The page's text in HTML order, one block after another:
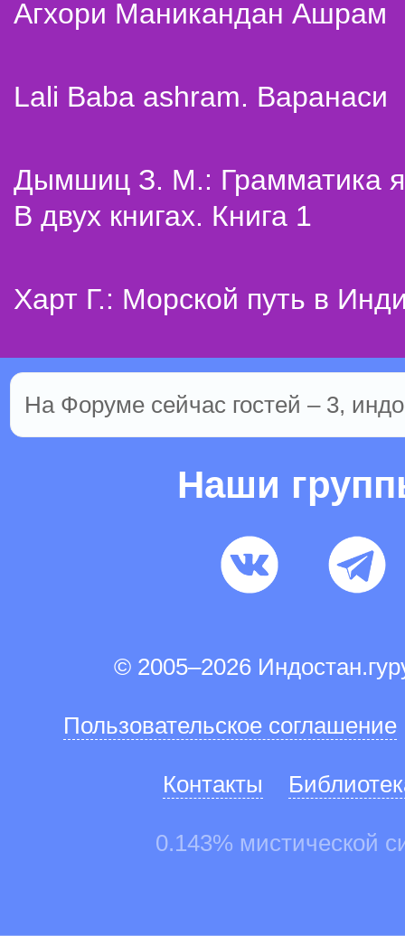
Агхори Маникандан Ашрам
Lali Baba ashram. Варанаси
Дымшиц З. М.: Грамматика
В двух книгах. Книга 1
Харт Г.: Морской путь в
На Форуме сейчас гостей – 3,
Наши
© 2005–2026
Пользовательское соглашение
Контакты
0.143% мистической